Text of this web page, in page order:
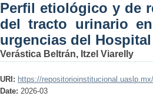
Perfil
pacientes
Potosí.
Perfil etiológico y de
del tracto urinario
urgencias del
Verástica Beltrán, Itzel Viarelly
URI: https://
Date: 2026-03